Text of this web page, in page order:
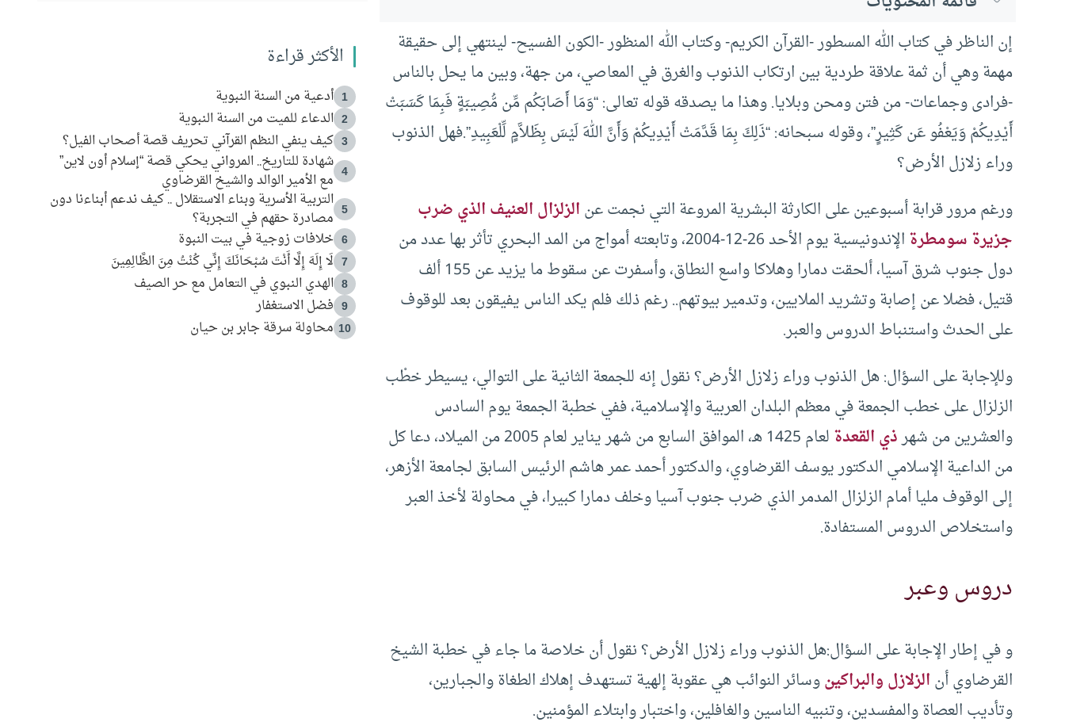
إن الناظر في كتاب الله المسطور -القرآن الكريم- وكتاب الله المنظور -الكون الفسيح- لينتهي إلى حقيقة
مهمة وهي أن ثمة علاقة طردية بين ارتكاب الذنوب والغرق في المعاصي، من جهة، وبين ما يحل بالناس
-فرادى وجماعات- من فتن ومحن وبلايا. وهذا ما يصدقه قوله تعالى: “وَمَا أَصَابَكُم مِّن مُّصِيبَةٍ فَبِمَا كَسَبَتْ
أَيْدِيكُمْ وَيَعْفُو عَن كَثِيرٍ”، وقوله سبحانه: “ذَلِكَ بِمَا قَدَّمَتْ أَيْدِيكُمْ وَأَنَّ اللهَ لَيْسَ بِظَلاَّمٍ لِّلْعَبِيدِ”.فهل الذنوب
وراء زلازل الأرض؟
ورغم مرور قرابة أسبوعين على الكارثة البشرية المروعة التي نجمت عنالزلزال العنيف الذي ضرب
جزيرة سومطرة
الإندونيسية يوم الأحد 26-12-2004، وتابعته أمواج من المد البحري تأثر بها عدد من
دول جنوب شرق آسيا، ألحقت دمارا وهلاكا واسع النطاق، وأسفرت عن سقوط ما يزيد عن 155 ألف
قتيل، فضلا عن إصابة وتشريد الملايين، وتدمير بيوتهم.. رغم ذلك فلم يكد الناس يفيقون بعد للوقوف
على الحدث واستنباط الدروس والعبر.
وللإجابة على السؤال: هل الذنوب وراء زلازل الأرض؟ نقول إنه للجمعة الثانية على التوالي، يسيطر خطْب
الزلزال على خطب الجمعة في معظم البلدان العربية والإسلامية، ففي خطبة الجمعة يوم السادس
والعشرين من شهرذي القعدة
لعام 1425 هـ، الموافق السابع من شهر يناير لعام 2005 من الميلاد، دعا كل
من الداعية الإسلامي الدكتور يوسف القرضاوي، والدكتور أحمد عمر هاشم الرئيس السابق لجامعة الأزهر،
إلى الوقوف مليا أمام الزلزال المدمر الذي ضرب جنوب آسيا وخلف دمارا كبيرا، في محاولة لأخذ العبر
واستخلاص الدروس المستفادة.
دروس وعبر
و في إطار الإجابة على السؤال:هل الذنوب وراء زلازل الأرض؟ نقول أن خلاصة ما جاء في خطبة الشيخ
القرضاوي أنالزلازل والبراكينوسائر النوائب هي عقوبة إلهية تستهدف إهلاك الطغاة والجبارين،
وتأديب العصاة والمفسدين، وتنبيه الناسين والغافلين، واختبار وابتلاء المؤمنين.
الأكثر قراءة
1 أدعية من السنة النبوية
2 الدعاء للميت من السنة النبوية
3 كيف ينفي النظم القرآني تحريف قصة أصحاب الفيل؟
4
شهادة للتاريخ.. المرواني يحكي قصة “إسلام أون لاين”
مع الأمير الوالد والشيخ القرضاوي
5
التربية الأسرية وبناء الاستقلال .. كيف ندعم أبناءنا دون
مصادرة حقهم في التجربة؟
6 خلافات زوجية في بيت النبوة
7 لَا إِلَهَ إِلَّا أَنْتَ سُبْحَانَكَ إِنِّي كُنْتُ مِنَ الظَّالِمِينَ
8 الهدي النبوي في التعامل مع حر الصيف
9 فضل الاستغفار
10 محاولة سرقة جابر بن حيان